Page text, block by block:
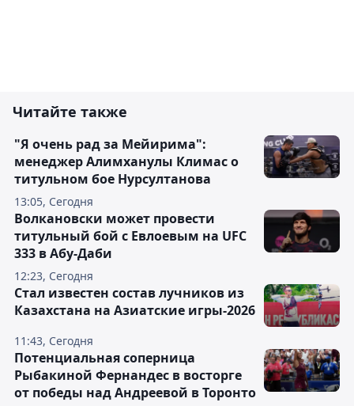
Читайте также
13:05, Сегодня
"Я очень рад за Мейирима":
менеджер Алимханулы Климас о
титульном бое Нурсултанова
12:23, Сегодня
Волкановски может провести
титульный бой с Евлоевым на UFC
333 в Абу-Даби
11:43, Сегодня
Стал известен состав лучников из
Казахстана на Азиатские игры-2026
Потенциальная соперница
Рыбакиной Фернандес в восторге
от победы над Андреевой в Торонто